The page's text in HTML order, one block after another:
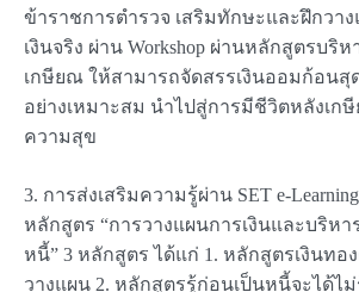
ข้าราชการตำรวจ เสริมทักษะและฝึกวา
เงินจริง ผ่าน Workshop ผ่านหลักสูตรบริห
เกษียณ ให้สามารถจัดสรรเงินออมก้อนสุ
อย่างเหมาะสม นำไปสู่การมีชีวิตหลังเก
ความสุข
3. การส่งเสริมความรู้ผ่าน SET e-
หลักสูตร “การวางแผนการเงินและบริหา
หนี้” 3 หลักสูตร ได้แก่ 1. หลักสูตรเงินทอ
วางแผน 2. หลักสูตรรู้ก่อนเป็นหนี้จะได้ไ